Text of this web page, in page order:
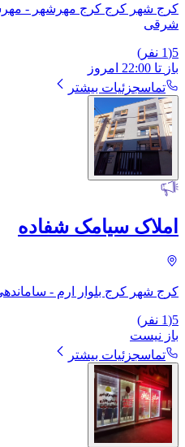
کرج شهر کرج کرج مهرشهر -
شرقی
5
(
1 نفر)
باز تا 22:00 امروز
تماسجزئیات بیشتر
املاک سیامک شفاده
کرج شهر کرج بلوار ارم - ساماندهی
5
(
1 نفر)
باز نیست
تماسجزئیات بیشتر